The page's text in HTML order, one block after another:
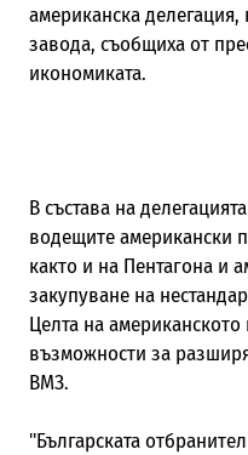
американска делегация,
завода, съобщиха от
икономиката.
В състава на
водещите американски
както и на Пентагона и
закупуване на
Целта на
възможности за
ВМЗ.
"Българската